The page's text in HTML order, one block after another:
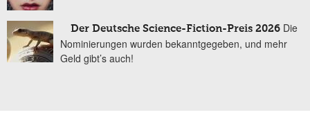
Der Deutsche Science-Fiction-Preis 2026 Die
Nominierungen wurden bekanntgegeben, und mehr
Geld gibt’s auch!